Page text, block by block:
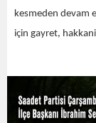
kesmeden devam
için gayret,